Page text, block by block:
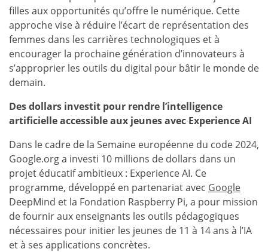
filles aux opportunités qu’offre le numérique. Cette
approche vise à réduire l’écart de représentation des
femmes dans les carrières technologiques et à
encourager la prochaine génération d’innovateurs à
s’approprier les outils du digital pour bâtir le monde de
demain.
Des dollars investit pour rendre l’intelligence
artificielle accessible aux jeunes avec Experience AI
Dans le cadre de la Semaine européenne du code 2024,
Google.org a investi 10 millions de dollars dans un
projet éducatif ambitieux : Experience AI. Ce
programme, développé en partenariat avec Google
DeepMind et la Fondation Raspberry Pi, a pour mission
de fournir aux enseignants les outils pédagogiques
nécessaires pour initier les jeunes de 11 à 14 ans à l’IA
et à ses applications concrètes.